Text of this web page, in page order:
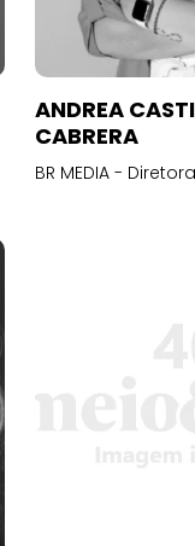
ANDREA
CABRERA
BR MEDIA -